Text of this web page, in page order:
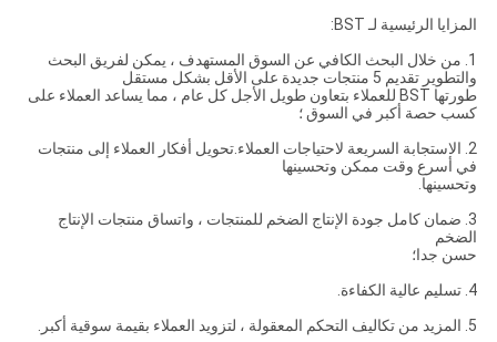
المزايا الرئيسية لـ BST:
1. من خلال البحث الكافي عن السوق المستهدف ، يمكن لفريق البحث
والتطوير تقديم 5 منتجات جديدة على الأقل بشكل مستقل
طورتها BST للعملاء بتعاون طويل الأجل كل عام ، مما يساعد العملاء على
كسب حصة أكبر في السوق ؛
2. الاستجابة السريعة لاحتياجات العملاء.تحويل أفكار العملاء إلى منتجات
في أسرع وقت ممكن وتحسينها
وتحسينها.
3. ضمان كامل جودة الإنتاج الضخم للمنتجات ، واتساق منتجات الإنتاج
الضخم
حسن جدا؛
4. تسليم عالية الكفاءة.
5. المزيد من تكاليف التحكم المعقولة ، لتزويد العملاء بقيمة سوقية أكبر.